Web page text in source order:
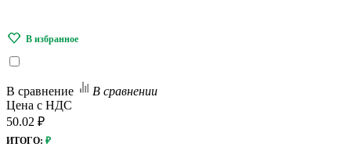
В сравнение
В сравнении
Цена с НДС
50.02 ₽
ИТОГО: ₽